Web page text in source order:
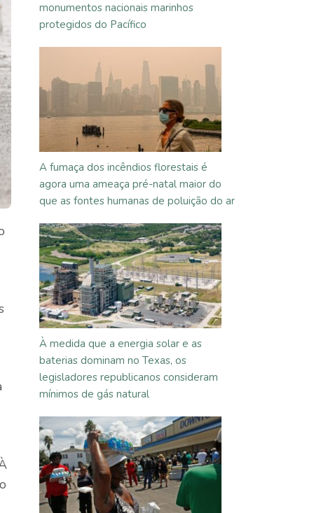
monumentos nacionais marinhos
protegidos do Pacífico
A fumaça dos incêndios florestais é
agora uma ameaça pré-natal maior do
que as fontes humanas de poluição do ar
À medida que a energia solar e as
baterias dominam no Texas, os
legisladores republicanos consideram
mínimos de gás natural